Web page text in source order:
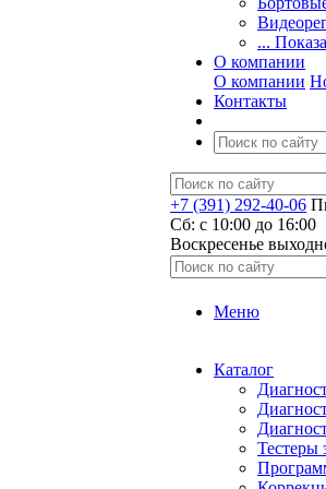
...
О компании
О компании
Контакты
+7 (391) 292-40-06
Сб: c 10:00 до 16:00
​Воскресенье
Меню
Каталог
Тестеры